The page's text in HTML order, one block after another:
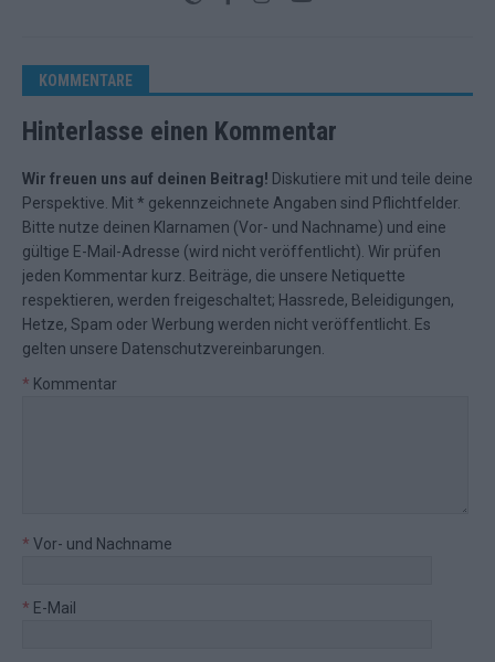
KOMMENTARE
Hinterlasse einen Kommentar
Wir freuen uns auf deinen Beitrag! Diskutiere mit und teile deine
Perspektive. Mit * gekennzeichnete Angaben sind Pflichtfelder.
Bitte nutze deinen Klarnamen (Vor- und Nachname) und eine
gültige E-Mail-Adresse (wird nicht veröffentlicht). Wir prüfen
jeden Kommentar kurz. Beiträge, die unsere Netiquette
respektieren, werden freigeschaltet; Hassrede, Beleidigungen,
Hetze, Spam oder Werbung werden nicht veröffentlicht. Es
gelten unsere Datenschutzvereinbarungen
* Kommentar
* Vor- und Nachname
* E-Mail